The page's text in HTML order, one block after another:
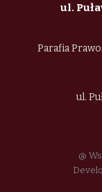
ul.
Parafia
ul.
@